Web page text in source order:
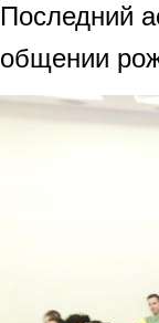
Последний
общении